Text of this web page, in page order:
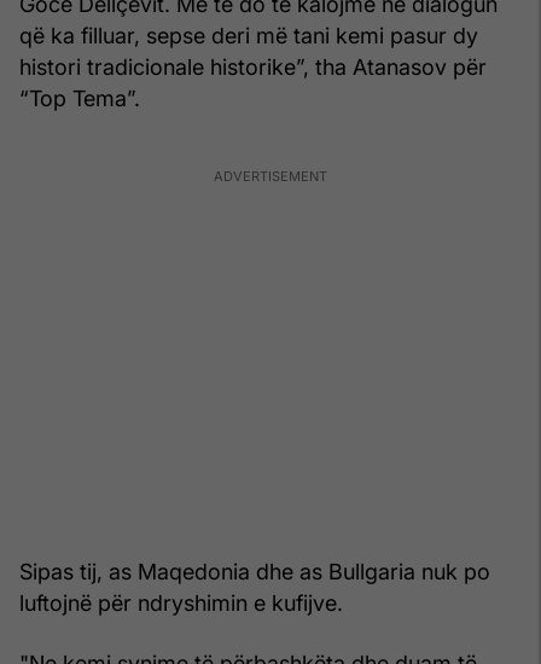
që ka filluar, sepse deri më tani kemi pasur dy
histori tradicionale historike”, tha Atanasov për
“Top Tema”.
Sipas tij, as Maqedonia dhe as Bullgaria nuk po
luftojnë për ndryshimin e kufijve.